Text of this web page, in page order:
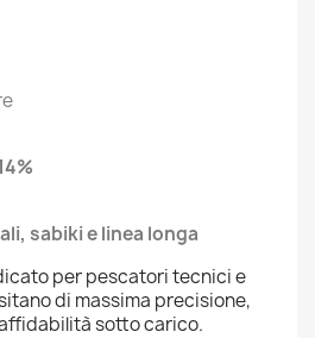
sabiki e linea longa
per pescatori tecnici e
di massima precisione,
sotto carico.